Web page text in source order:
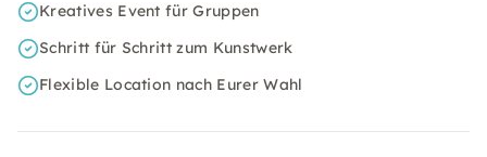
Kreatives Event für Gruppen
Schritt für Schritt zum Kunstwerk
Flexible Location nach Eurer Wahl